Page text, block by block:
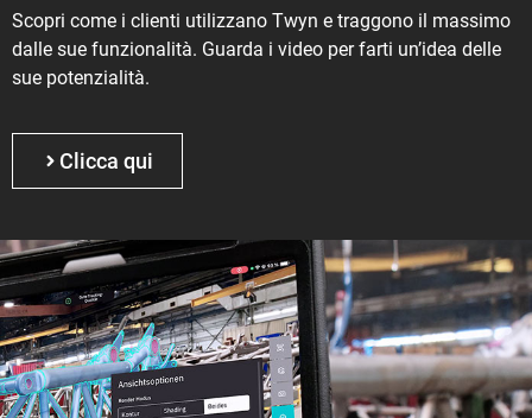
Scopri come i clienti utilizzano Twyn e traggono il massimo
dalle sue funzionalità. Guarda i video per farti un’idea delle
sue potenzialità.
Clicca qui